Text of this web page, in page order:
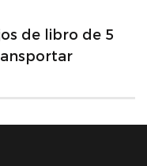
de libro de 5